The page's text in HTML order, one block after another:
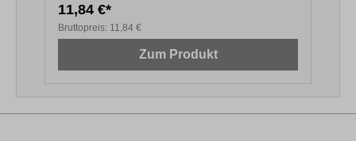
11,84 €*
Bruttopreis: 11,84 €
Zum Produkt